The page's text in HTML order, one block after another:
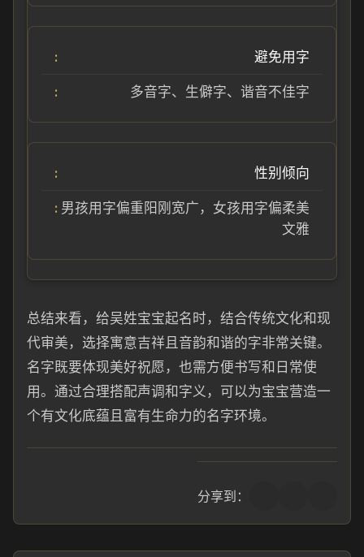
避免用字
多音字、生僻字、谐音不佳字
性别倾向
男孩用字偏重阳刚宽广，女孩用字偏柔美
文雅
总结来看，给吴姓宝宝起名时，结合传统文化和现
代审美，选择寓意吉祥且音韵和谐的字非常关键。
名字既要体现美好祝愿，也需方便书写和日常使
用。通过合理搭配声调和字义，可以为宝宝营造一
个有文化底蕴且富有生命力的名字环境。
分享到：